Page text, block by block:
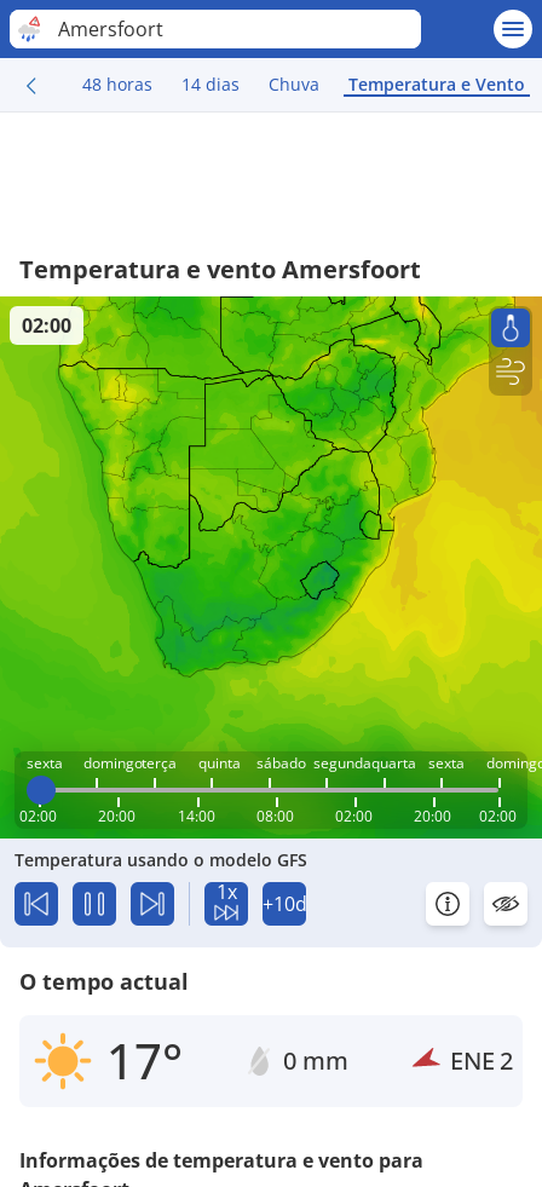
Amersfoort
48 horas 14 dias Chuva Temperatura e Vento
Temperatura e vento Amersfoort
sexta domingoterça quinta sábado segundaquarta sexta
02:00 20:00 14:00 08:00 02:00 20:00 02:00
02:00
Temperatura usando o modelo GFS
1x +10d
O tempo actual
17° 0 mm ENE 2
Informações de temperatura e vento para